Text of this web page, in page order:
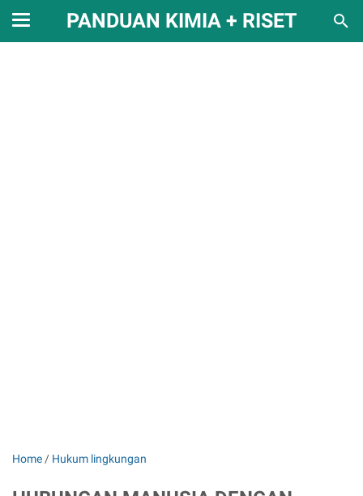
PANDUAN KIMIA + RISET
Home / Hukum lingkungan